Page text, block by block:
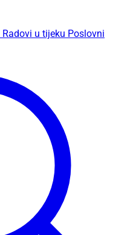
Radovi u tijeku Poslovni